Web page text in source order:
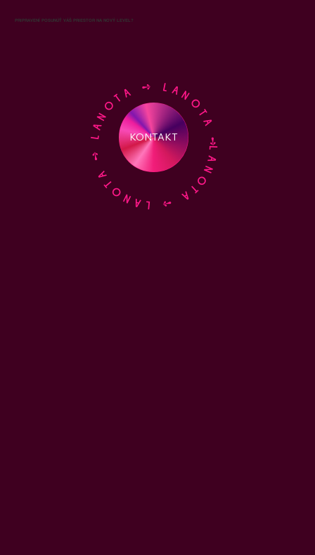
LANOTA ➺ LANOTA ➺ LANOTA ➺ LANOTA ➺
KONTAKT
PRIPRAVENÍ POSUNÚŤ VÁŠ PRIESTOR NA NOVÝ LEVEL?